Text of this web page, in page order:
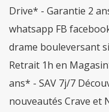
Drive* - Garantie 2
whatsapp FB
drame bouleversant
Retrait 1h en
ans* - SAV 7j/7
nouveautés Crave et